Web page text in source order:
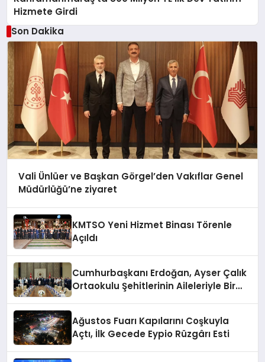
Hizmete Girdi
Son Dakika
Vali Ünlüer ve Başkan Görgel’den Vakıflar Genel
Müdürlüğü’ne ziyaret
KMTSO Yeni Hizmet Binası Törenle
Açıldı
Cumhurbaşkanı Erdoğan, Ayser Çalık
Ortaokulu Şehitlerinin Aileleriyle Bir
Ağustos Fuarı Kapılarını Coşkuyla
Açtı, İlk Gecede Eypio Rüzgârı Esti